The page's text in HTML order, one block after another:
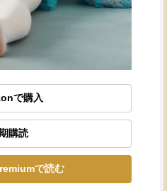
で購入
購読
で読む